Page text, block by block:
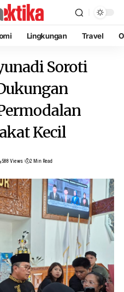
Lingkungan Travel
Soroti
Kecil
588 Views 2 Min Read